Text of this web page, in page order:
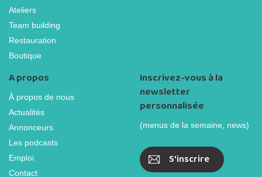
Ateliers
Team building
Restauration
Boutique
A propos
À propos de nous
Actualités
Annonceurs
Les podcasts
Emploi
Contact
Inscrivez-vous à la
newsletter
personnalisée
(menus de la semaine, news)
S'inscrire